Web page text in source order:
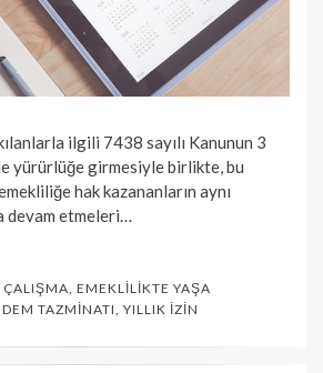
ilgili 7438 sayılı Kanunun 3
yürürlüğe girmesiyle birlikte, bu
hak kazananların aynı
devam etmeleri…
ÇALIŞMA EMEKLILIKTE YAŞA
TAZMINATI YILLIK İZIN